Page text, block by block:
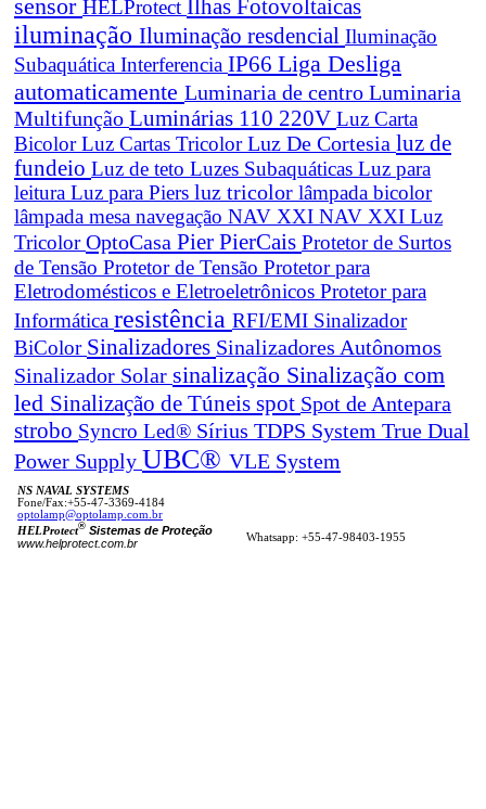
sensor HELProtect Ilhas Fotovoltaicas
iluminação Iluminação resdencial Iluminação
Subaquática Interferencia IP66 Liga Desliga
automaticamente Luminaria de centro Luminaria
Multifunção Luminárias 110 220V Luz Carta
BicolorLuz Cartas TricolorLuz De Cortesia luz de
fundeio Luz de teto Luzes Subaquáticas Luz para
leitura Luz para Piers luz tricolor lâmpada bicolor
lâmpada mesa navegação NAV XXI NAV XXI Luz
TricolorOptoCasa Pier PierCais Protetor de Surtos
de Tensão Protetor de Tensão Protetor para
Eletrodomésticos e Eletroeletrônicos Protetor para
Informática resistência RFI/EMI Sinalizador
BiColor Sinalizadores Sinalizadores Autônomos
Sinalizador Solar sinalização Sinalização com
led Sinalização de Túneis spot Spot de Antepara
strobo Syncro Led® Sírius TDPS System True Dual
Power Supply UBC® VLE System
NS NAVAL SYSTEMS
Fone/Fax:+55-47-3369-4184
optolamp@optolamp.com.br
HELProtect® Sistemas de Proteção
www.helprotect.com.br
Whatsapp: +55-47-98403-1955